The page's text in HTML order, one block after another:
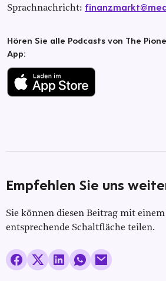
Sprachnachricht:
Hören Sie alle Podcasts von The
App:
Empfehlen Sie uns
Sie können diesen Beitrag mit
entsprechende Schaltfläche teilen.